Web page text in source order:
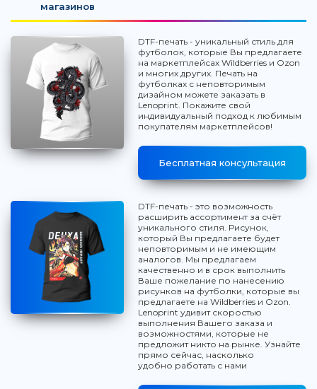
магазинов
DTF-печать - уникальный стиль для
футболок, которые Вы предлагаете
на маркетплейсах Wildberries и Ozon
и многих других. Печать на
футболках с неповторимым
дизайном можете заказать в
Lenoprint. Покажите свой
индивидуальный подход к любимым
покупателям маркетплейсов!
Бесплатная консультация
DTF-печать - это возможность
расширить ассортимент за счёт
уникального стиля. Рисунок,
который Вы предлагаете будет
неповторимым и не имеющим
аналогов. Мы предлагаем
качественно и в срок выполнить
Ваше пожелание по нанесению
рисунков на футболки, которые вы
предлагаете на Wildberries и Ozon.
Lenoprint удивит скоростью
выполнения Вашего заказа и
возможностями, которые не
предложит никто на рынке. Узнайте
прямо сейчас, насколько
удобно работать с нами